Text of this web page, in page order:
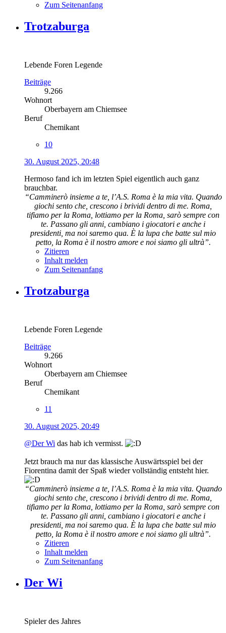
Zum Seitenanfang
Trotzaburga
Lebende Foren Legende
Beiträge
9.266
Wohnort
Oberbayern am Chiemsee
Beruf
Chemikant
10
30. August 2025, 20:48
Hermoso fand ich im letzten Spiel eigentlich auch ganz
brauchbar.
“Camminerò insieme a te, l’A.S. Roma è la mia vita. Quando
giochi sento che, crescono i brividi dentro di me. Roma,
tifiamo per la Roma, lottiamo per la Roma, sarò sempre con
te. Passano gli anni, cambiano i giocatori e anche i
presidenti, ma noi saremo qua. È la lupa che batte sul mio
petto, la Roma è il nostro amore e noi siamo gli ultrà”.
Zitieren
Inhalt melden
Zum Seitenanfang
Trotzaburga
Lebende Foren Legende
Beiträge
9.266
Wohnort
Oberbayern am Chiemsee
Beruf
Chemikant
11
30. August 2025, 20:49
@Der Wi das hab ich vermisst.
Jetzt brauch ma nur das klassische Auswärtsspiel bei der
Fiorentina damit der Spaß wieder vollständig entsteht hier.
“Camminerò insieme a te, l’A.S. Roma è la mia vita. Quando
giochi sento che, crescono i brividi dentro di me. Roma,
tifiamo per la Roma, lottiamo per la Roma, sarò sempre con
te. Passano gli anni, cambiano i giocatori e anche i
presidenti, ma noi saremo qua. È la lupa che batte sul mio
petto, la Roma è il nostro amore e noi siamo gli ultrà”.
Zitieren
Inhalt melden
Zum Seitenanfang
Der Wi
Spieler des Jahres